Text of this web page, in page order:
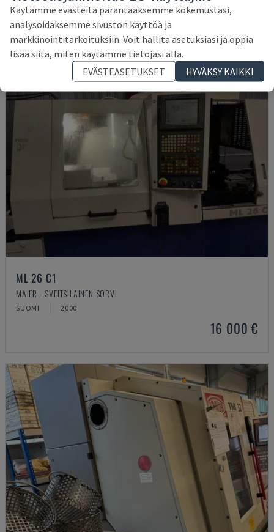
ITALIA 2018
ML 26 C1
MAIER - SVEITSILÄINEN SORVI
SUOMI 2000
16 000 €
Käytämme evästeitä parantaaksemme kokemustasi,
analysoidaksemme sivuston käyttöä ja
markkinointitarkoituksiin. Voit hallita asetuksiasi ja oppia
lisää siitä, miten käytämme tietojasi alla.
EVÄSTEASETUKSET
HYVÄKSY KAIKKI